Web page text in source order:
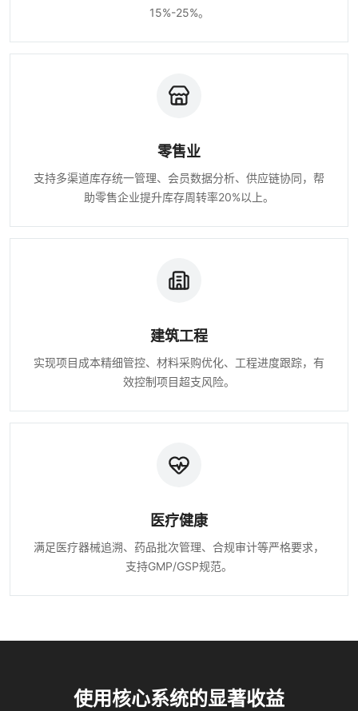
15%-25%。
零售业
支持多渠道库存统一管理、会员数据分析、供应链协同，帮
助零售企业提升库存周转率20%以上。
建筑工程
实现项目成本精细管控、材料采购优化、工程进度跟踪，有
效控制项目超支风险。
医疗健康
满足医疗器械追溯、药品批次管理、合规审计等严格要求，
支持GMP/GSP规范。
使用核心系统的显著收益